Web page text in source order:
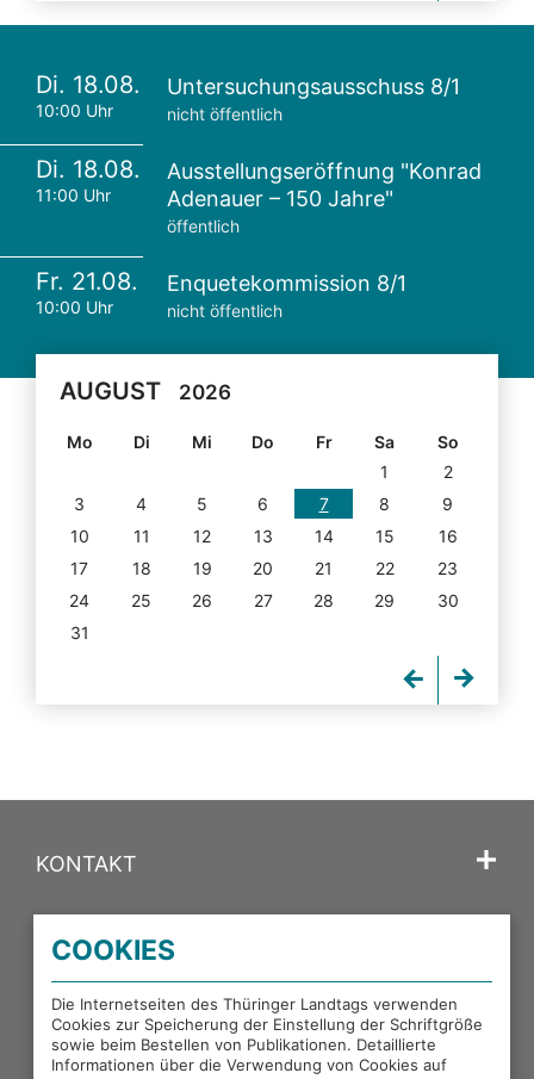
Di. 18.08.
10:00 Uhr
Untersuchungsausschuss 8/1
nicht öffentlich
Di. 18.08.
11:00 Uhr
Ausstellungseröffnung "Konrad
Adenauer – 150 Jahre"
öffentlich
Fr. 21.08.
10:00 Uhr
Enquetekommission 8/1
nicht öffentlich
AUGUST 2026
Mo Di Mi Do Fr Sa
So
1
2
3
4 5 6 7 8
9
10
11 12 13 14 15
16
17
18 19 20 21 22
23
24
25 26 27 28 29
30
31
KONTAKT
PORTALE DES THÜRINGER LANDTAGS
EXTERNE LINKS
COOKIES
Die Internetseiten des Thüringer Landtags verwenden
Cookies zur Speicherung der Einstellung der Schriftgröße
sowie beim Bestellen von Publikationen. Detaillierte
Informationen über die Verwendung von Cookies auf